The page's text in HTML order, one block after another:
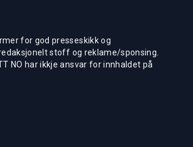
for god presseskikk og
stoff og reklame/sponsing.
NO har ikkje ansvar for innhaldet på